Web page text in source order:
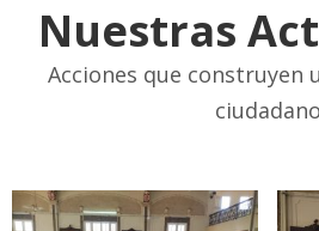
Nuestras
Acciones que construyen
ciudadano